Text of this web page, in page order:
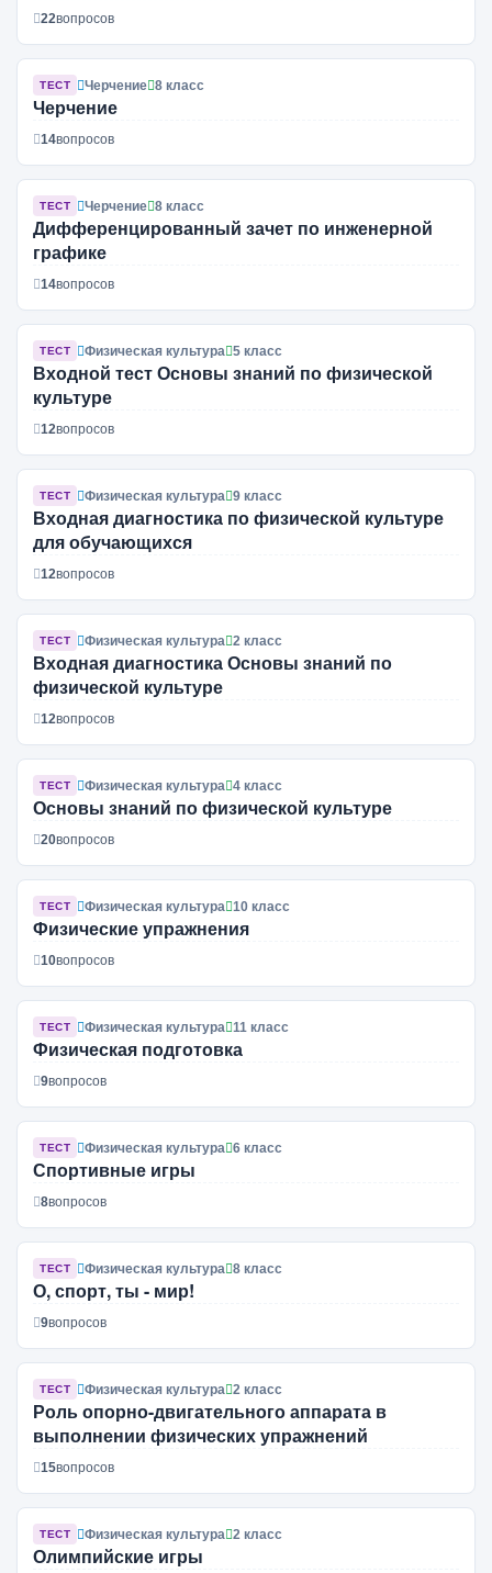
22вопросов
ТЕСТ Черчение 8 класс
Черчение
14вопросов
ТЕСТ Черчение 8 класс
Дифференцированный зачет по инженерной
графике
14вопросов
ТЕСТ Физическая культура 5 класс
Входной тест Основы знаний по физической
культуре
12вопросов
ТЕСТ Физическая культура 9 класс
Входная диагностика по физической культуре
для обучающихся
12вопросов
ТЕСТ Физическая культура 2 класс
Входная диагностика Основы знаний по
физической культуре
12вопросов
ТЕСТ Физическая культура 4 класс
Основы знаний по физической культуре
20вопросов
ТЕСТ Физическая культура 10 класс
Физические упражнения
10вопросов
ТЕСТ Физическая культура 11 класс
Физическая подготовка
9вопросов
ТЕСТ Физическая культура 6 класс
Спортивные игры
8вопросов
ТЕСТ Физическая культура 8 класс
О, спорт, ты - мир!
9вопросов
ТЕСТ Физическая культура 2 класс
Роль опорно-двигательного аппарата в
выполнении физических упражнений
15вопросов
ТЕСТ Физическая культура 2 класс
Олимпийские игры